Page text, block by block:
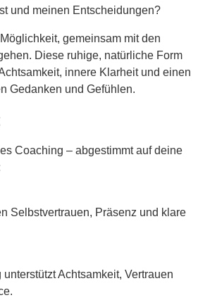
und meinen Entscheidungen?
gemeinsam mit den
Diese ruhige, natürliche Form
innere Klarheit und einen
Gedanken und Gefühlen.
Coaching – abgestimmt auf deine
Selbstvertrauen, Präsenz und klare
Achtsamkeit, Vertrauen